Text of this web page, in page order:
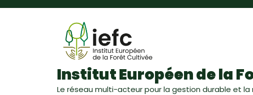
Institut Européen de la
Le réseau multi-acteur pour la gestion durable et